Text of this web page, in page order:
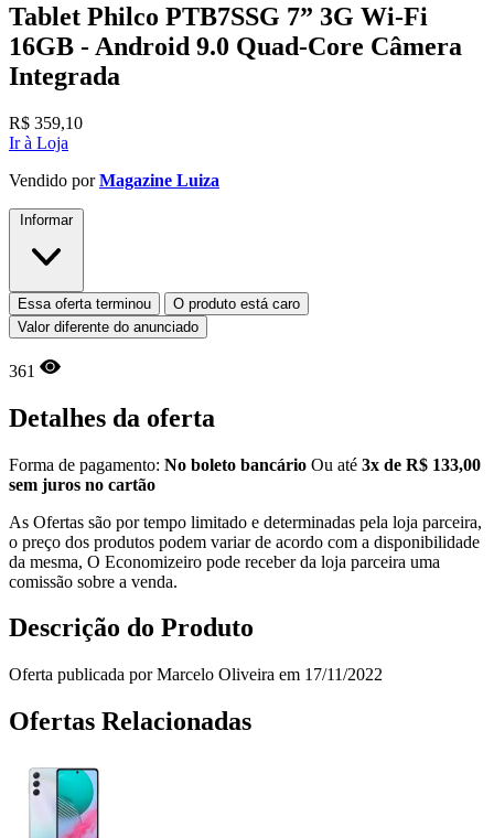
Tablet Philco PTB7SSG 7” 3G Wi-Fi
16GB - Android 9.0 Quad-Core Câmera
Integrada
R$ 359,10
Ir à Loja
Vendido porMagazine Luiza
Informar
Essa oferta terminou
O produto está caro
Valor diferente do anunciado
361
Detalhes da oferta
Forma de pagamento: No boleto bancário Ou até 3x de R$ 133,00
sem juros no cartão
As Ofertas são por tempo limitado e determinadas pela loja parceira,
o preço dos produtos podem variar de acordo com a disponibilidade
da mesma, O Economizeiro pode receber da loja parceira uma
comissão sobre a venda.
Descrição do Produto
Oferta publicada por Marcelo Oliveira em 17/11/2022
Ofertas Relacionadas